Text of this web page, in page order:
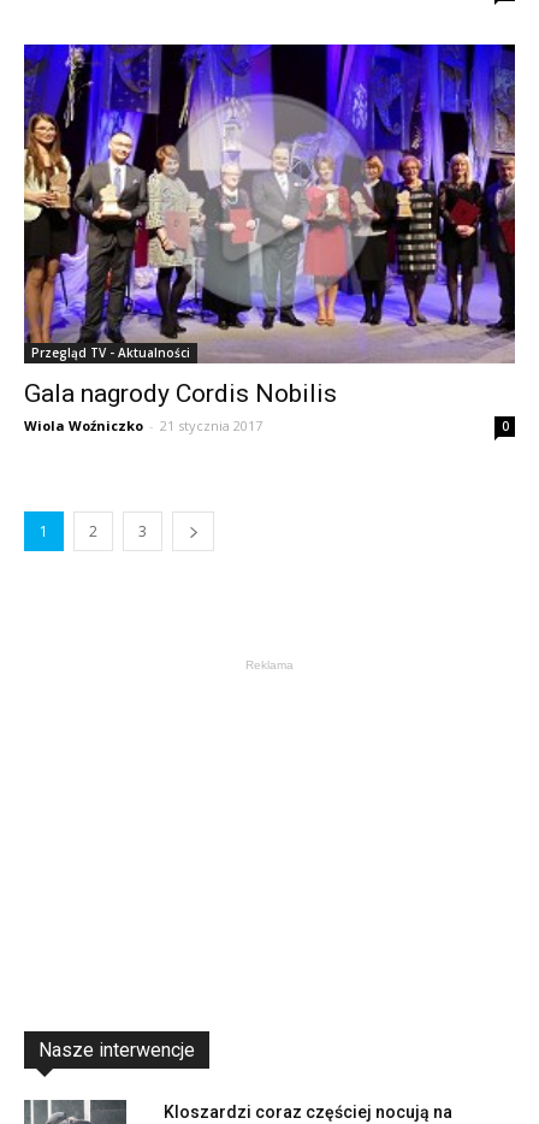
Przegląd TV - Aktualności
Gala nagrody Cordis Nobilis
Wiola Woźniczko - 21 stycznia 2017 0
1 2 3
Reklama
Nasze interwencje
Kloszardzi coraz częściej nocują na